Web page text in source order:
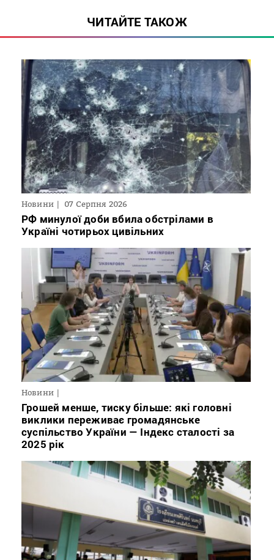
ЧИТАЙТЕ ТАКОЖ
Новини 07 Серпня 2026
РФ минулої доби вбила обстрілами в
Україні чотирьох цивільних
Новини
Грошей менше, тиску більше: які головні
виклики переживає громадянське
суспільство України — Індекс сталості за
2025 рік